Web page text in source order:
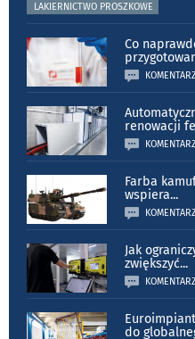
LAKIERNICTWO PROSZKOWE
Co
renowacji
Farba
wspiera...
Jak
zwiększyć...
do